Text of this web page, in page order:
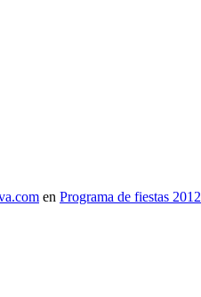
en Programa de fiestas 2012